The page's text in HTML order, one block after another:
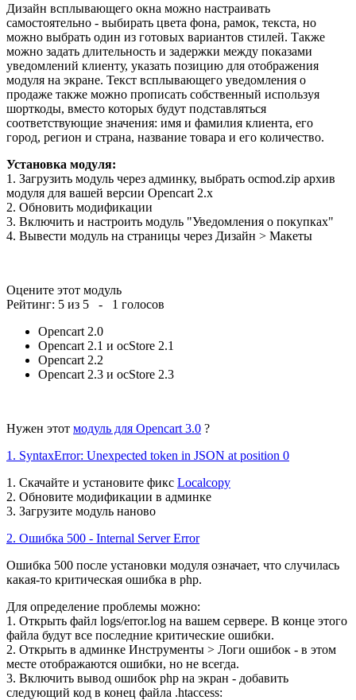
Дизайн всплывающего окна можно настраивать
самостоятельно - выбирать цвета фона, рамок, текста, но
можно выбрать один из готовых вариантов стилей. Также
можно задать длительность и задержки между показами
уведомлений клиенту, указать позицию для отображения
модуля на экране. Текст всплывающего уведомления о
продаже также можно прописать собственный используя
шорткоды, вместо которых будут подставляться
соответствующие значения: имя и фамилия клиента, его
город, регион и страна, название товара и его количество.
Установка модуля:
1. Загрузить модуль через админку, выбрать ocmod.zip архив
модуля для вашей версии Opencart 2.x
2. Обновить модификации
3. Включить и настроить модуль "Уведомления о покупках"
4. Вывести модуль на страницы через Дизайн > Макеты
Оцените этот модуль
Рейтинг: 5 из 5 - 1 голосов
Opencart 2.0
Opencart 2.1 и ocStore 2.1
Opencart 2.2
Opencart 2.3 и ocStore 2.3
Нужен этот модуль для Opencart 3.0 ?
1. SyntaxError: Unexpected token in JSON at position 0
1. Скачайте и установите фикс Localcopy
2. Обновите модификации в админке
3. Загрузите модуль наново
2. Ошибка 500 - Internal Server Error
Ошибка 500 после установки модуля означает, что случилась
какая-то критическая ошибка в php.
Для определение проблемы можно:
1. Открыть файл logs/error.log на вашем сервере. В конце этого
файла будут все последние критические ошибки.
2. Открыть в админке Инструменты > Логи ошибок - в этом
месте отображаются ошибки, но не всегда.
3. Включить вывод ошибок php на экран - добавить
следующий код в конец файла .htaccess: